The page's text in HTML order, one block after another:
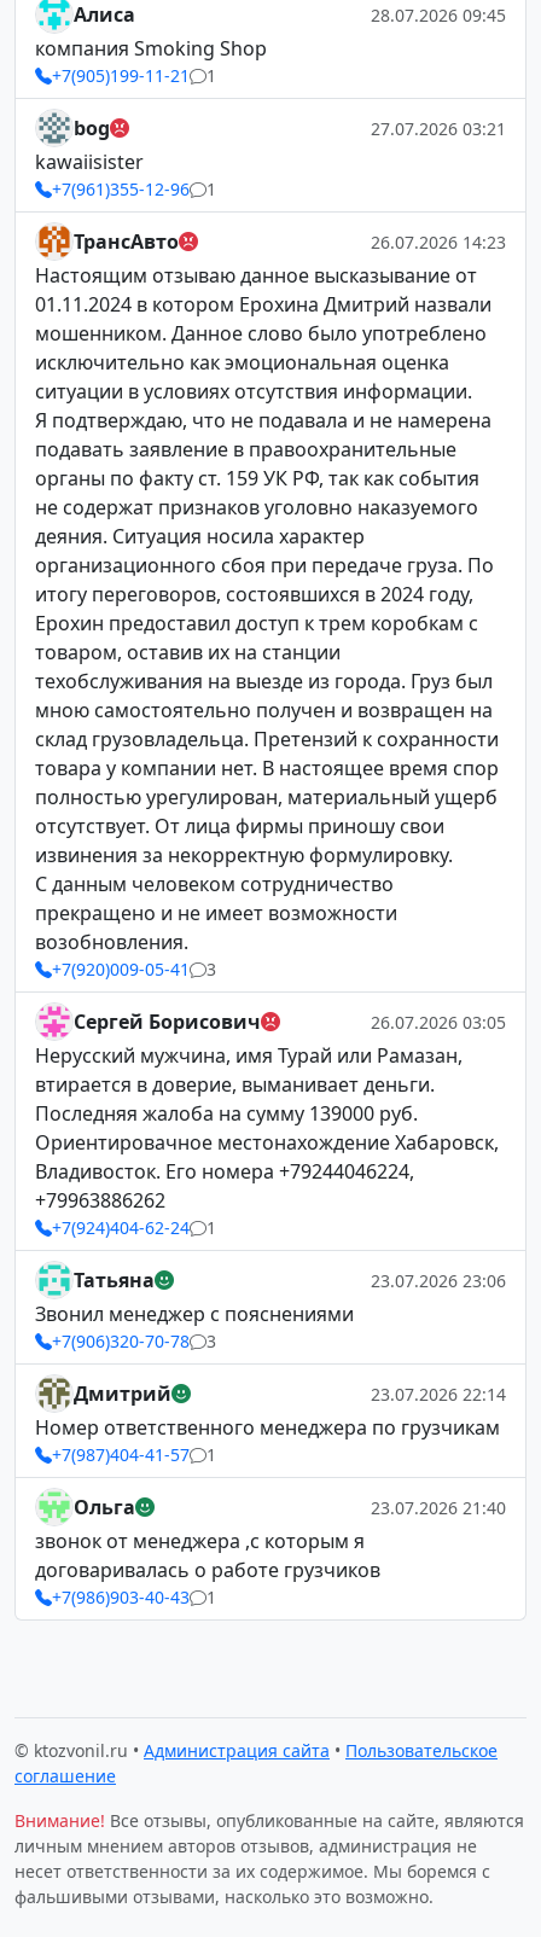
Алиса 28.07.2026 09:45
компания Smoking Shop
+7(905)199-11-21 1
bog 27.07.2026 03:21
kawaiisister
+7(961)355-12-96 1
ТрансАвто 26.07.2026 14:23
Настоящим отзываю данное высказывание от
01.11.2024 в котором Ерохина Дмитрий назвали
мошенником. Данное слово было употреблено
исключительно как эмоциональная оценка
ситуации в условиях отсутствия информации.
Я подтверждаю, что не подавала и не намерена
подавать заявление в правоохранительные
органы по факту ст. 159 УК РФ, так как события
не содержат признаков уголовно наказуемого
деяния. Ситуация носила характер
организационного сбоя при передаче груза. По
итогу переговоров, состоявшихся в 2024 году,
Ерохин предоставил доступ к трем коробкам с
товаром, оставив их на станции
техобслуживания на выезде из города. Груз был
мною самостоятельно получен и возвращен на
склад грузовладельца. Претензий к сохранности
товара у компании нет. В настоящее время спор
полностью урегулирован, материальный ущерб
отсутствует. От лица фирмы приношу свои
извинения за некорректную формулировку.
С данным человеком сотрудничество
прекращено и не имеет возможности
возобновления.
+7(920)009-05-41 3
Сергей Борисович 26.07.2026 03:05
Нерусский мужчина, имя Турай или Рамазан,
втирается в доверие, выманивает деньги.
Последняя жалоба на сумму 139000 руб.
Ориентировачное местонахождение Хабаровск,
Владивосток. Его номера +79244046224,
+79963886262
+7(924)404-62-24 1
Татьяна 23.07.2026 23:06
Звонил менеджер с пояснениями
+7(906)320-70-78 3
Дмитрий 23.07.2026 22:14
Номер ответственного менеджера по грузчикам
+7(987)404-41-57 1
Ольга 23.07.2026 21:40
звонок от менеджера ,с которым я
договаривалась о работе грузчиков
+7(986)903-40-43 1
© ktozvonil.ru • Администрация сайта • Пользовательское
соглашение
Внимание! Все отзывы, опубликованные на сайте, являются
личным мнением авторов отзывов, администрация не
несет ответственности за их содержимое. Мы боремся с
фальшивыми отзывами, насколько это возможно.